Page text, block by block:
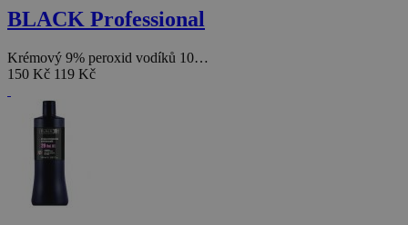
BLACK Professional
Krémový 9% peroxid vodíků 10…
150 Kč 119 Kč